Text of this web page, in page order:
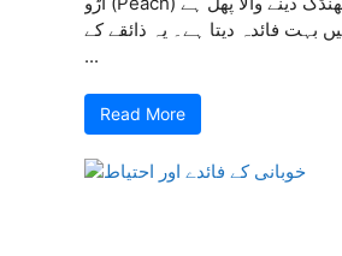
بہت فائدہ دیتا ہے۔ یہ ذائقے کے
...
Read More